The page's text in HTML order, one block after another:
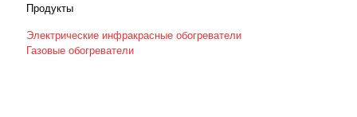
Продукты
Электрические инфракрасные обогреватели
Газовые обогреватели